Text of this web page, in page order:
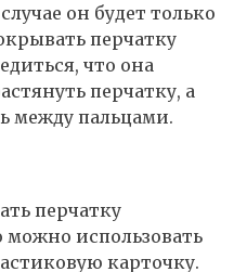
он будет только
перчатку
что она
перчатку, а
между пальцами.
перчатку
можно использовать
карточку.